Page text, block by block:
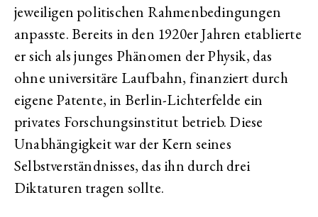
jeweiligen politischen Rahmenbedingungen
anpasste. Bereits in den 1920er Jahren etablierte
er sich als junges Phänomen der Physik, das
ohne universitäre Laufbahn, finanziert durch
eigene Patente, in Berlin-Lichterfelde ein
privates Forschungsinstitut betrieb. Diese
Unabhängigkeit war der Kern seines
Selbstverständnisses, das ihn durch drei
Diktaturen tragen sollte.